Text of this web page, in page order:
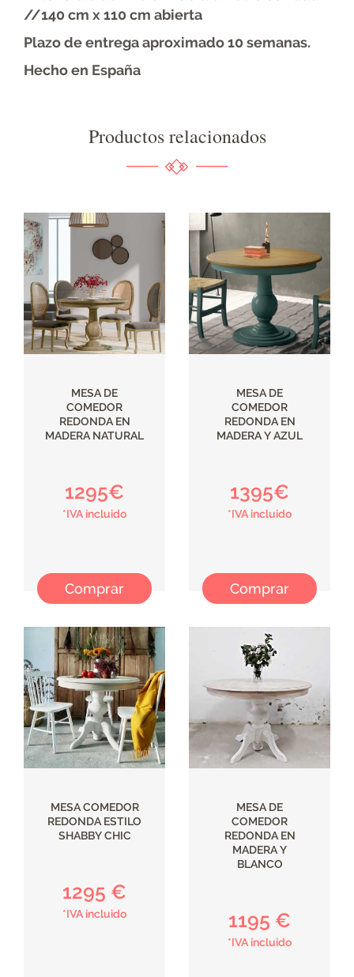
//140 cm x 110 cm abierta
Plazo de entrega aproximado 10 semanas.
Hecho en España
Productos relacionados
MESA DE
COMEDOR
REDONDA EN
MADERA NATURAL
1295€
*IVA incluido
Comprar
MESA DE
COMEDOR
REDONDA EN
MADERA Y AZUL
1395€
*IVA incluido
Comprar
MESA COMEDOR
REDONDA ESTILO
SHABBY CHIC
1295 €
*IVA incluido
MESA DE
COMEDOR
REDONDA EN
MADERA Y
BLANCO
1195 €
*IVA incluido